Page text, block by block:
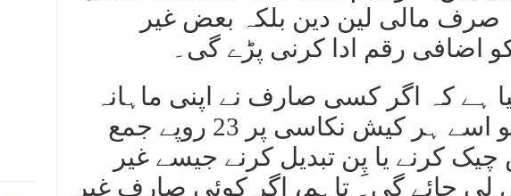
مالی لین دین بلکہ بعض غیر
اضافی رقم ادا کرنی پڑے گی۔
ہے کہ اگر کسی صارف نے اپنی ماہانہ
مفت لین دین کی حد پار کر لی تو اسے ہر کیش نکاسی پر 23 روپے جمع
چیک کرنے یا پِن تبدیل کرنے جیسے غیر
لی جائے گی۔ تاہم، اگر کوئی صارف غیر